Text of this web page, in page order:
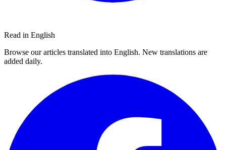
Read in English
Browse our articles translated into English. New translations are
added daily.